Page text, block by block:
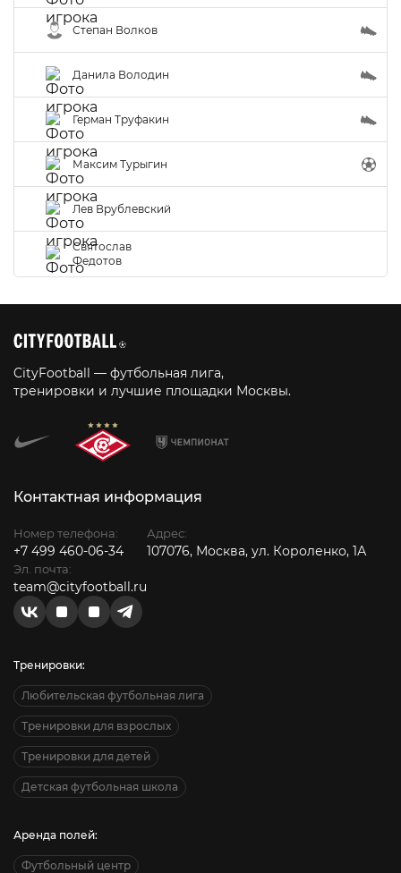
Степан Волков
Данила Володин
Герман Труфакин
Максим Турыгин
Лев Врублевский
Святослав
Федотов
CityFootball — футбольная лига,
тренировки и лучшие площадки Москвы.
Контактная информация
Номер телефона:
+7 499 460-06-34
Эл. почта:
team@cityfootball.ru
Адрес:
107076, Москва, ул. Короленко, 1А
Тренировки:
Любительская футбольная лига
Тренировки для взрослых
Тренировки для детей
Детская футбольная школа
Аренда полей:
Футбольный центр